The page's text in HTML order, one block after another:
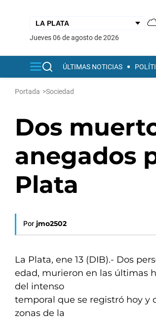
jueves 06 de agosto de 2026
ÚLTIMAS NOTICIAS
Portada >Sociedad
Dos
anegados
Plata
Por jmo2502
La Plata, ene 13 (DIB).- Dos
edad, murieron en las últimas
del intenso
temporal que se registró hoy y
zonas de la